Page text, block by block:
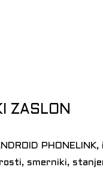
ZASLON
smerniki,